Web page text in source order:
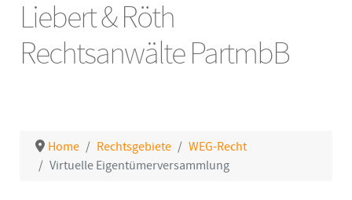
Liebert & Röth
Rechtsanwälte PartmbB
Home Rechtsgebiete
WEG-Recht
Virtuelle Eigentümerversammlung